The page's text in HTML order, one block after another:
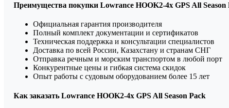
Преимущества покупки Lowrance HOOK2-4x GPS All
Официальная гарантия производителя
Полный комплект документации и сертификатов
Техническая поддержка и консультации специалистов
Доставка по всей России, Казахстану и странам СНГ
Отправка речным и морским транспортом в любой порт
Конкурентные цены и гибкая система скидок
Опыт работы с судовым оборудованием более 15 лет
Как заказать Lowrance HOOK2-4x GPS All Season Pack